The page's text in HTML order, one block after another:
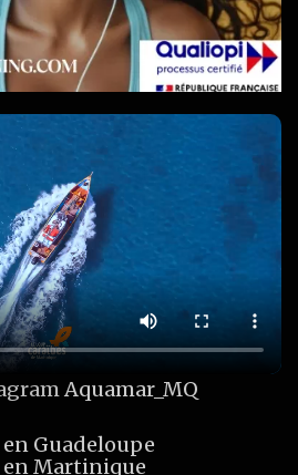
Aquamar_MQ
Guadeloupe
en Martinique